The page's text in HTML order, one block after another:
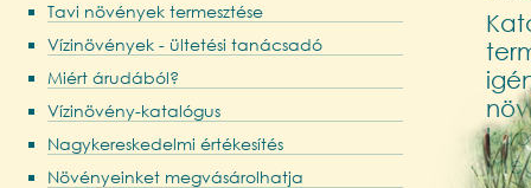
Tavi növények termesztése
Vízinövények - ültetési tanácsadó
Miért árudából?
Vízinövény-katalógus
Nagykereskedelmi értékesítés
Növényeinket megvásárolhatja